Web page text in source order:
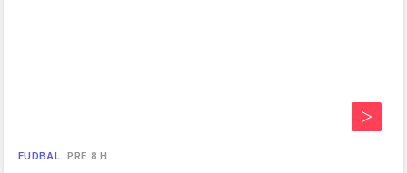
FUDBAL PRE 8 H